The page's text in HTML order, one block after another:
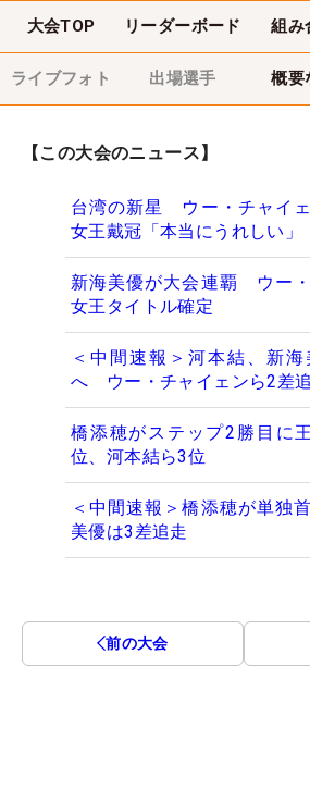
大会TOP リーダーボード 組み
ライブフォト 出場選手 概要
【この大会のニュース】
台湾の新星 ウー・チャイ
女王戴冠「本当にうれしい」
新海美優が大会連覇 ウー
女王タイトル確定
＜中間速報＞河本結、新
へ ウー・チャイェンら2差
橋添穂がステップ2勝目に
位、河本結ら3位
＜中間速報＞橋添穂が単独
美優は3差追走
前の大会